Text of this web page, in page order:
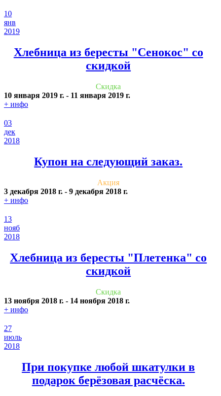
10
янв
2019
Хлебница из бересты "Сенокос" со
скидкой
Скидка
10 января 2019 г. - 11 января 2019 г.
+ инфо
03
дек
2018
Купон на следующий заказ.
Акция
3 декабря 2018 г. - 9 декабря 2018 г.
+ инфо
13
нояб
2018
Хлебница из бересты "Плетенка" со
скидкой
Скидка
13 ноября 2018 г. - 14 ноября 2018 г.
+ инфо
27
июль
2018
При покупке любой шкатулки в
подарок берёзовая расчёска.